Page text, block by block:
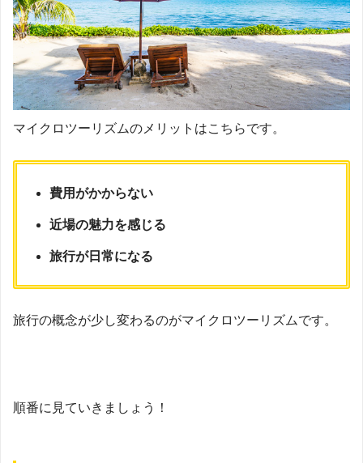
マイクロツーリズムのメリットはこちらです。
費用がかからない
近場の魅力を感じる
旅行が日常になる
旅行の概念が少し変わるのがマイクロツーリズムです。
順番に見ていきましょう！